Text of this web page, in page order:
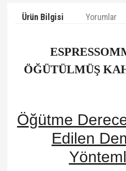
Ürün Bilgisi Yorumlar
ÖĞÜTÜLMÜŞ
Öğütme
Edilen